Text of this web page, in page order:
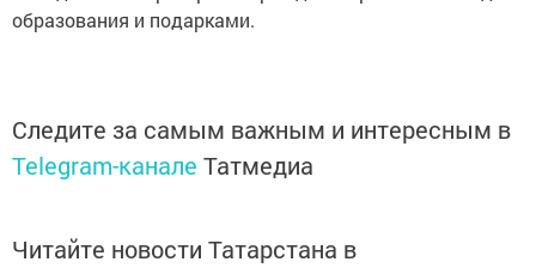
образования и подарками.
Следите за самым важным и интересным в
Telegram-канале Татмедиа
Читайте новости Татарстана в